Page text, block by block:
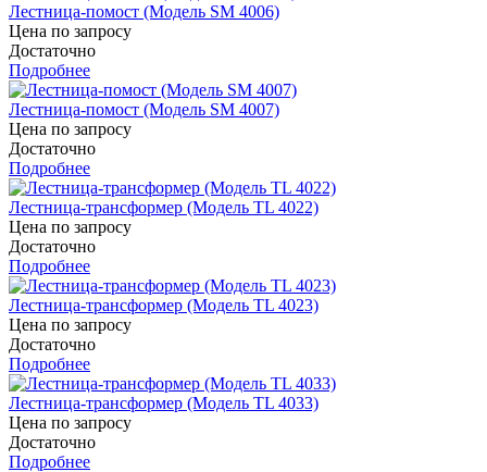
Лестница-помост (Модель SM 4006)
Цена по запросу
Достаточно
Подробнее
Лестница-помост (Модель SM 4007)
Цена по запросу
Достаточно
Подробнее
Лестница-трансформер (Модель TL 4022)
Цена по запросу
Достаточно
Подробнее
Лестница-трансформер (Модель TL 4023)
Цена по запросу
Достаточно
Подробнее
Лестница-трансформер (Модель TL 4033)
Цена по запросу
Достаточно
Подробнее